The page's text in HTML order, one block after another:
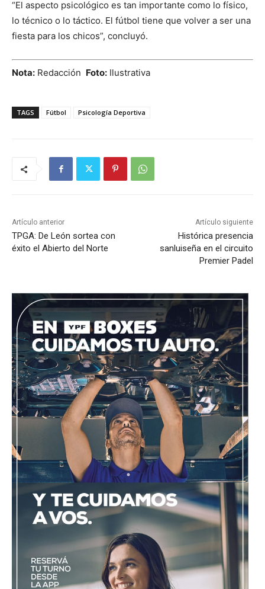
“El aspecto psicológico es tan importante como lo físico,
lo técnico o lo táctico. El fútbol tiene que volver a ser una
fiesta para los chicos”, concluyó.
Nota: Redacción Foto: Ilustrativa
TAGS Fútbol Psicología Deportiva
Artículo anterior
TPGA: De León sortea con
éxito el Abierto del Norte
Artículo siguiente
Histórica presencia
sanluiseña en el circuito
Premier Padel